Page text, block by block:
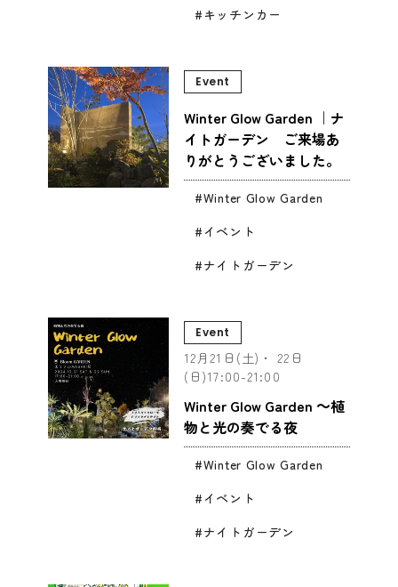
キッチンカー
Event
Winter Glow Garden ｜ナ
イトガーデン ご来場あ
りがとうございました。
Winter Glow Garden
イベント
ナイトガーデン
Event
12月21日(土)・ 22日
(日)17:00-21:00
Winter Glow Garden ～植
物と光の奏でる夜
Winter Glow Garden
イベント
ナイトガーデン